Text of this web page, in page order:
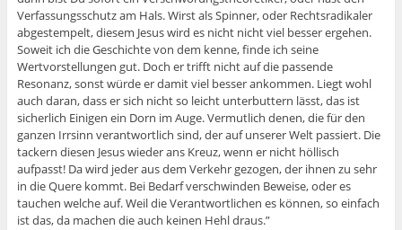
Verfassungsschutz am Hals. Wirst als Spinner, oder Rechtsradikaler
abgestempelt, diesem Jesus wird es nicht nicht viel besser ergehen.
Soweit ich die Geschichte von dem kenne, finde ich seine
Wertvorstellungen gut. Doch er trifft nicht auf die passende
Resonanz, sonst würde er damit viel besser ankommen. Liegt wohl
auch daran, dass er sich nicht so leicht unterbuttern lässt, das ist
sicherlich Einigen ein Dorn im Auge. Vermutlich denen, die für den
ganzen Irrsinn verantwortlich sind, der auf unserer Welt passiert. Die
tackern diesen Jesus wieder ans Kreuz, wenn er nicht höllisch
aufpasst! Da wird jeder aus dem Verkehr gezogen, der ihnen zu sehr
in die Quere kommt. Bei Bedarf verschwinden Beweise, oder es
tauchen welche auf. Weil die Verantwortlichen es können, so einfach
ist das, da machen die auch keinen Hehl draus.”